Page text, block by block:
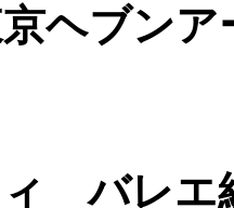
ヘブン
ィ バレエ